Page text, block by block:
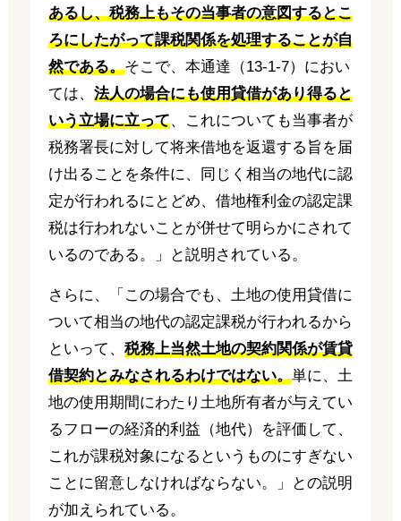
あるし、税務上もその当事者の意図するとこ
ろにしたがって課税関係を処理することが自
然である。そこで、本通達（13-1-7）におい
ては、 法人の場合にも使用貸借があり得ると
いう立場に立って、これについても当事者が
税務署長に対して将来借地を返還する旨を届
け出ることを条件に、同じく相当の地代に認
定が行われるにとどめ、借地権利金の認定課
税は行われないことが併せて明らかにされて
いるのである。」と説明されている。
さらに、「この場合でも、土地の使用貸借に
ついて相当の地代の認定課税が行われるから
といって、 税務上当然土地の契約関係が賃貸
借契約とみなされるわけではない。単に、土
地の使用期間にわたり土地所有者が与えてい
るフローの経済的利益（地代）を評価して、
これが課税対象になるというものにすぎない
ことに留意しなければならない。」との説明
が加えられている。